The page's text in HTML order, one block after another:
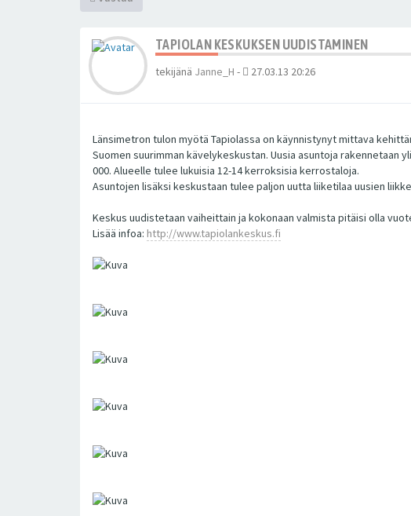
TAPIOLAN KESKUKSEN UUDISTAMINEN
tekijänä Janne_H - 27.03.13 20:26
Länsimetron tulon myötä Tapiolassa on käynnistynyt mittava
Suomen suurimman kävelykeskustan. Uusia asuntoja rakennetaan
000. Alueelle tulee lukuisia 12-14 kerroksisia kerrostaloja.
Asuntojen lisäksi keskustaan tulee paljon uutta liiketilaa uusien
Keskus uudistetaan vaiheittain ja kokonaan valmista pitäisi olla
Lisää infoa: http://www.tapiolankeskus.fi